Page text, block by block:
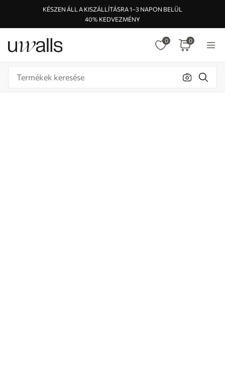
KÉSZEN ÁLL A KISZÁLLÍTÁSRA 1–3 NAPON BELÜL
40% KEDVEZMÉNY
0 0